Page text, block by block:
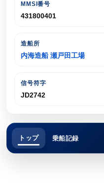
MMSI番号
431800401
造船所
内海造船 瀬戸田工場
信号符字
JD2742
トップ 乗船記録